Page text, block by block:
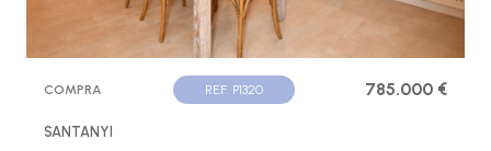
COMPRA REF. P1320 785.000 €
SANTANYI